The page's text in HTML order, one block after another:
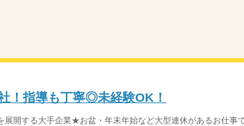
指導も丁寧◎未経験OK！
展開する大手企業★お盆・年末年始など大型連休があるお仕